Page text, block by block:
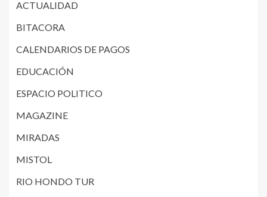
ACTUALIDAD
BITACORA
CALENDARIOS DE PAGOS
EDUCACIÓN
ESPACIO POLITICO
MAGAZINE
MIRADAS
MISTOL
RIO HONDO TUR